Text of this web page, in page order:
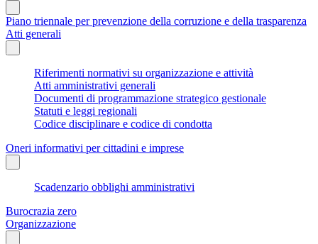
Piano triennale per prevenzione della corruzione e della trasparenza
Atti generali
Riferimenti normativi su organizzazione e attività
Atti amministrativi generali
Documenti di programmazione strategico gestionale
Statuti e leggi regionali
Codice disciplinare e codice di condotta
Oneri informativi per cittadini e imprese
Scadenzario obblighi amministrativi
Burocrazia zero
Organizzazione